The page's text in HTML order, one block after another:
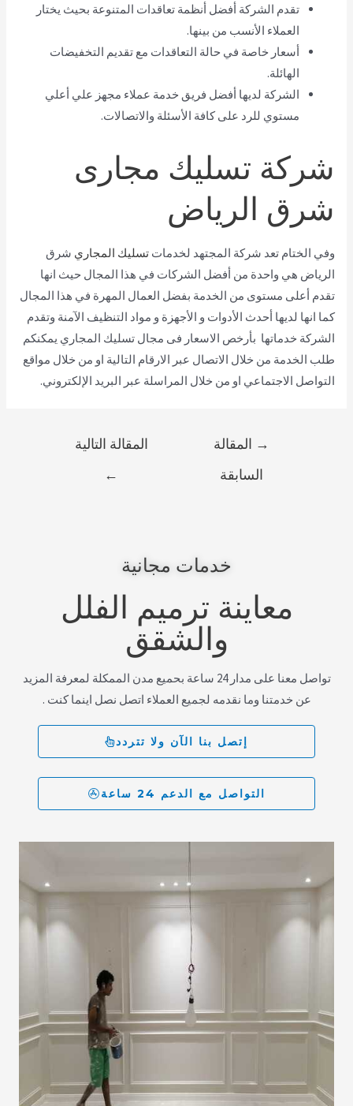
تقدم الشركة أفضل أنظمة تعاقدات المتنوعة بحيث يختار
العملاء الأنسب من بينها.
أسعار خاصة في حالة التعاقدات مع تقديم التخفيضات
الهائلة.
الشركة لديها أفضل فريق خدمة عملاء مجهز علي أعلي
مستوي للرد على كافة الأسئلة والاتصالات.
شركة تسليك مجارى
شرق الرياض
وفي الختام تعد شركة المجتهد لخدماتتسليك المجاري شرق
الرياض هي واحدة من أفضل الشركات في هذا المجال حيث انها
تقدم أعلى مستوى من الخدمة بفضل العمال المهرة في هذا المجال
كما انها لديها أحدث الأدوات و الأجهزة و مواد التنظيف الآمنة وتقدم
الشركة خدماتها بأرخص الاسعار فى مجال تسليك المجاري يمكنكم
طلب الخدمة من خلال الاتصال عبر الارقام التالية او من خلال مواقع
التواصل الاجتماعي او من خلال المراسلة عبر البريد الإلكتروني.
→ المقالة
السابقة
المقالة التالية
←
خدمات مجانية
معاينة ترميم الفلل
والشقق
تواصل معنا على مدار 24 ساعة بحميع مدن الممكلة لمعرفة المزيد
عن خدمتنا وما نقدمه لجميع العملاء اتصل نصل اينما كنت .
إتصل بنا الآن ولا تتردد
التواصل مع الدعم 24 ساعة